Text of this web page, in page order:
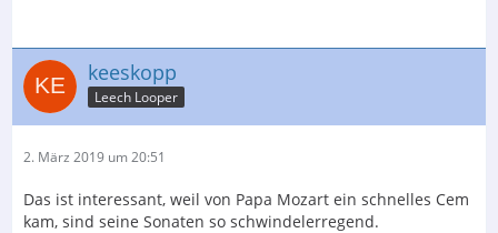
keeskopp
Leech Looper
2. März 2019 um 20:51
Das ist interessant, weil von Papa Mozart ein schnelles Cem
kam, sind seine Sonaten so schwindelerregend.